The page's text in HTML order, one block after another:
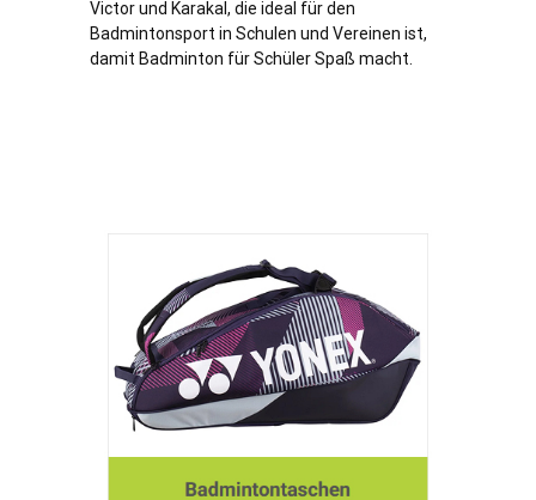
Victor und Karakal, die ideal für den
Badmintonsport in Schulen und Vereinen ist,
damit Badminton für Schüler Spaß macht.